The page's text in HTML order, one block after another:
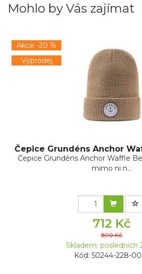
Mohlo by Vás zajímat
Akce -20 %
Výprodej
Čepice Grundéns Anchor
Čepice Grundéns Anchor Waffle
mimo ni n...
712 Kč
890 Kč
Skladem: posledních
Kód: 50244-228-